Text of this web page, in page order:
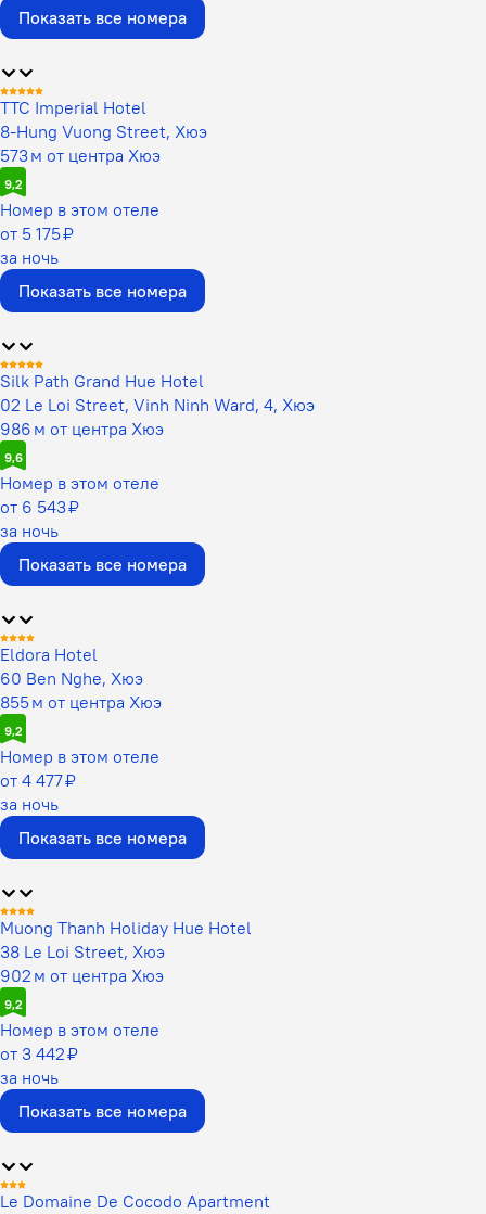
Показать все номера
TTC Imperial Hotel
8-Hung Vuong Street, Хюэ
573 м от центра Хюэ
9,2
Номер в этом отеле
от 5 175 ₽
за ночь
Показать все номера
Silk Path Grand Hue Hotel
02 Le Loi Street, Vinh Ninh Ward, 4, Хюэ
986 м от центра Хюэ
9,6
Номер в этом отеле
от 6 543 ₽
за ночь
Показать все номера
Eldora Hotel
60 Ben Nghe, Хюэ
855 м от центра Хюэ
9,2
Номер в этом отеле
от 4 477 ₽
за ночь
Показать все номера
Muong Thanh Holiday Hue Hotel
38 Le Loi Street, Хюэ
902 м от центра Хюэ
9,2
Номер в этом отеле
от 3 442 ₽
за ночь
Показать все номера
Le Domaine De Cocodo Apartment